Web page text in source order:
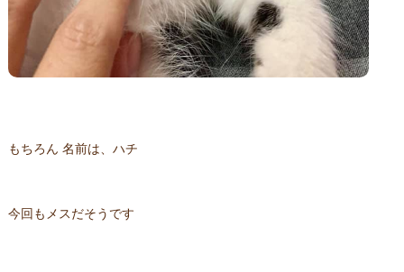
もちろん 名前は、ハチ
今回もメスだそうです